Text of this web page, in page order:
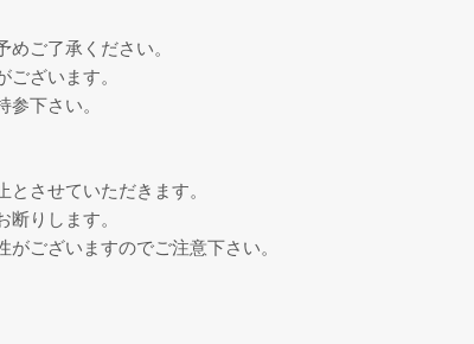
ご了承ください。
ざいます。
下さい。
させていただきます。
りします。
ございますのでご注意下さい。